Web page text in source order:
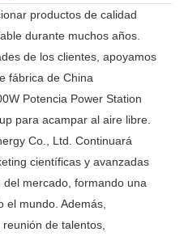
productos de calidad
durante muchos años.
de los clientes, apoyamos
fábrica de China
Potencia Power Station
para acampar al aire libre.
Co., Ltd. Continuará
científicas y avanzadas
mercado, formando una
el mundo. Además,
de talentos,